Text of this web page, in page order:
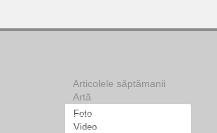
Articolele săptămanii
Artă
Foto
Video